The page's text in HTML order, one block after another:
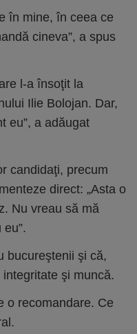
în mine, în ceea ce
cineva”, a spus
l-a însoţit la
Ilie Bolojan. Dar,
eu”, a adăugat
candidaţi, precum
direct: „Asta o
Nu vreau să mă
bucureştenii şi că,
şi muncă.
o recomandare. Ce